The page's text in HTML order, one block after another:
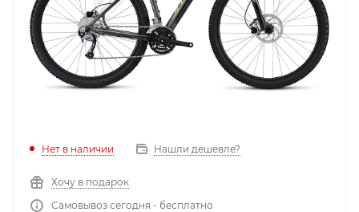
Нет в наличии Нашли дешевле?
Хочу в подарок
Самовывоз сегодня - бесплатно